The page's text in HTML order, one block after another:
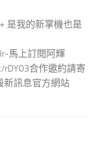
是我的新掌機也是
馬上訂閱阿輝
rDY03合作邀約請寄
新訊息官方網站